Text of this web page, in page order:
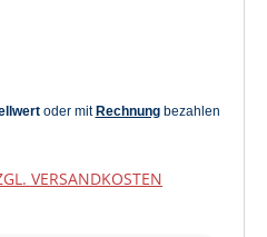
VERSANDKOSTEN